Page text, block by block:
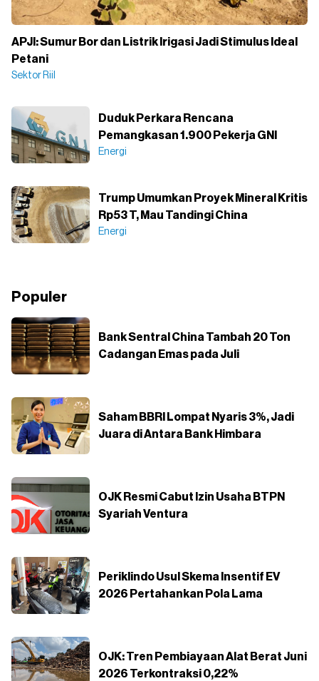
APJI: Sumur Bor dan Listrik Irigasi Jadi Stimulus Ideal
Petani
Sektor Riil
Duduk Perkara Rencana
Pemangkasan 1.900 Pekerja GNI
Energi
Trump Umumkan Proyek Mineral Kritis
Rp53 T, Mau Tandingi China
Energi
Populer
Bank Sentral China Tambah 20 Ton
Cadangan Emas pada Juli
Saham BBRI Lompat Nyaris 3%, Jadi
Juara di Antara Bank Himbara
OJK Resmi Cabut Izin Usaha BTPN
Syariah Ventura
Periklindo Usul Skema Insentif EV
2026 Pertahankan Pola Lama
OJK: Tren Pembiayaan Alat Berat Juni
2026 Terkontraksi 0,22%